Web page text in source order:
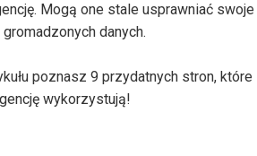
Mogą one stale usprawniać swoje
danych.
poznasz 9 przydatnych stron, które
wykorzystują!